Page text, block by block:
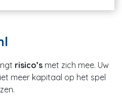
risico’s met zich mee. Uw
meer kapitaal op het spel